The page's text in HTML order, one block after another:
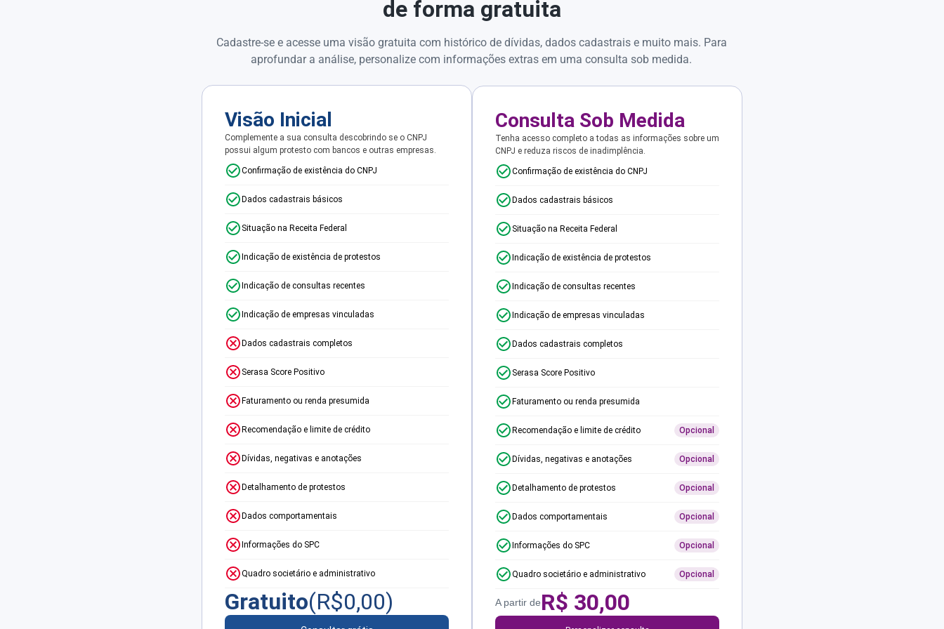
de forma gratuita
Cadastre-se e acesse uma visão gratuita com histórico de dívidas, dados cadastrais e muito mais. Para
aprofundar a análise, personalize com informações extras em uma consulta sob medida.
Visão Inicial
Complemente a sua consulta descobrindo se o CNPJ
possui algum protesto com bancos e outras empresas.
Confirmação de existência do CNPJ
Dados cadastrais básicos
Situação na Receita Federal
Indicação de existência de protestos
Indicação de consultas recentes
Indicação de empresas vinculadas
Dados cadastrais completos
Serasa Score Positivo
Faturamento ou renda presumida
Recomendação e limite de crédito
Dívidas, negativas e anotações
Detalhamento de protestos
Dados comportamentais
Informações do SPC
Quadro societário e administrativo
Gratuito(R$0,00)
Consulta Sob Medida
Tenha acesso completo a todas as informações sobre um
CNPJ e reduza riscos de inadimplência.
Confirmação de existência do CNPJ
Dados cadastrais básicos
Situação na Receita Federal
Indicação de existência de protestos
Indicação de consultas recentes
Indicação de empresas vinculadas
Dados cadastrais completos
Serasa Score Positivo
Faturamento ou renda presumida
Recomendação e limite de crédito Opcional
Dívidas, negativas e anotações Opcional
Detalhamento de protestos Opcional
Dados comportamentais Opcional
Informações do SPC Opcional
Quadro societário e administrativo Opcional
A partir deR$ 30,00